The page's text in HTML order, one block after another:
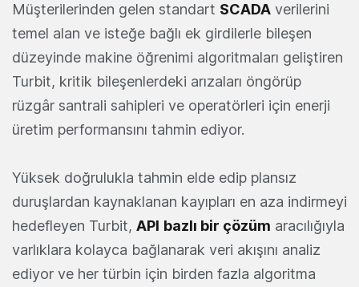
Müşterilerinden gelen standart SCADA verilerini
temel alan ve isteğe bağlı ek girdilerle bileşen
düzeyinde makine öğrenimi algoritmaları geliştiren
Turbit, kritik bileşenlerdeki arızaları öngörüp
rüzgâr santrali sahipleri ve operatörleri için enerji
üretim performansını tahmin ediyor.
Yüksek doğrulukla tahmin elde edip plansız
duruşlardan kaynaklanan kayıpları en aza indirmeyi
hedefleyen Turbit, API bazlı bir çözüm aracılığıyla
varlıklara kolayca bağlanarak veri akışını analiz
ediyor ve her türbin için birden fazla algoritma